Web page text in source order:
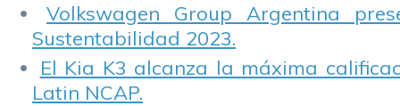
Volkswagen Group Argentina
Sustentabilidad 2023.
El Kia K3 alcanza la máxima
Latin NCAP.